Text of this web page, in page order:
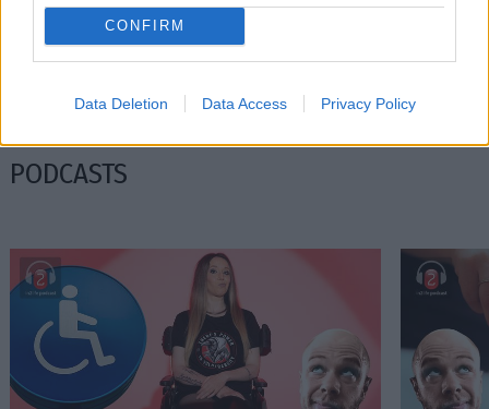
CONFIRM
Data Deletion Data Access Privacy Policy
Οι επανεκδόσεις που πρέπει να δεις στα
θερινά τον Αύγουστο
PODCASTS